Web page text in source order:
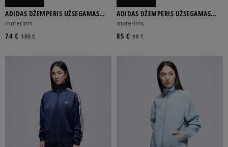
ADIDAS DICKIES ELLESSE
DAUGIASPALVĖ MĖLYNA PILKA
ADIDAS DŽEMPERIS UŽSEGAMAS
FIREBIRD TT
moterims
100 €
74 €
ADIDAS DŽEMPERIS UŽSEGAMAS
ORIGINALS TRACK MARŠKINĖLIAI
moterims
90 €
85 €